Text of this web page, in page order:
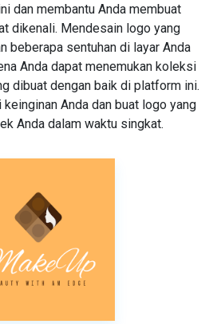
dan membantu Anda membuat
dikenali. Mendesain logo yang
beberapa sentuhan di layar Anda
Anda dapat menemukan koleksi
dibuat dengan baik di platform ini.
Anda dan buat logo yang
Anda dalam waktu singkat.